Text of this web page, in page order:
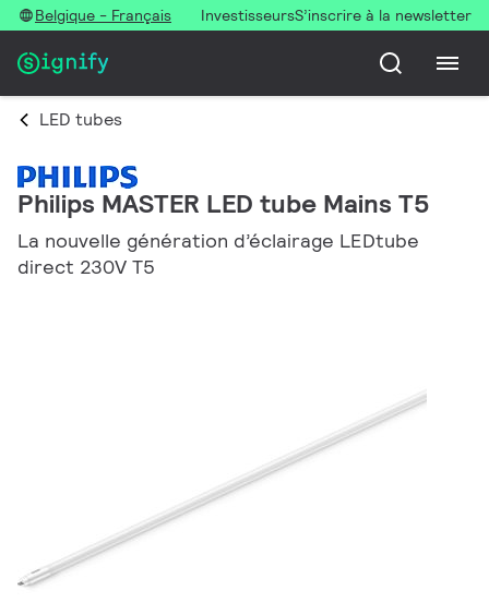
Belgique - Français InvestisseursS’inscrire à la newsletter
LED tubes
Philips MASTER LED tube Mains T5
La nouvelle génération d’éclairage LEDtube
direct 230V T5